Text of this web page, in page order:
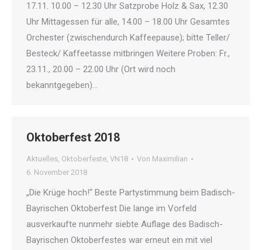
17.11. 10.00 – 12.30 Uhr Satzprobe Holz & Sax, 12.30
Uhr Mittagessen für alle, 14.00 – 18.00 Uhr Gesamtes
Orchester (zwischendurch Kaffeepause); bitte Teller/
Besteck/ Kaffeetasse mitbringen Weitere Proben: Fr.,
23.11., 20.00 – 22.00 Uhr (Ort wird noch
bekanntgegeben)…
Oktoberfest 2018
Aktuelles, Oktoberfeste, VN18 Von Maximilian
6. November 2018
„Die Krüge hoch!“ Beste Partystimmung beim Badisch-
Bayrischen Oktoberfest Die lange im Vorfeld
ausverkaufte nunmehr siebte Auflage des Badisch-
Bayrischen Oktoberfestes war erneut ein mit viel